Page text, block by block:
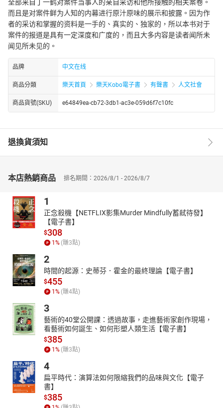
全部来自丁一鹤对案件当事人的亲自采访和他所接触的相关案卷。
而且是对案件鲜为人知的内幕进行原汁原味的展示和披露。因为作
者的采访和掌握的资料是一手的、真实的、独家的，所以本书对于
案件的报道是具有一定深度和广度的，而且大多内容是读者闻所未
闻见所未见的。
品牌 中文在线
商品分類 樂天首頁 樂天Kobo電子書 有聲書 人文社會
商品貨號(SKU) e64849ea-cb72-3db1-ac3e-059d6f7c10fc
退換貨須知
本店熱銷商品 排名期間：2026/8/1 - 2026/8/7
1
正念殺機【NETFLIX影集Murder Mindfully蓄弒待發】
【電子書】
$308
1% (賺3點)
2
時間的起源：史蒂芬．霍金的最終理論【電子書】
$455
1% (賺4點)
3
藝術的40堂公開課：透過故事，走進藝術家創作現場，
看藝術如何誕生、如何形塑人類生活【電子書】
$385
1% (賺3點)
4
扁平時代：演算法如何限縮我們的品味與文化【電子
書】
$385